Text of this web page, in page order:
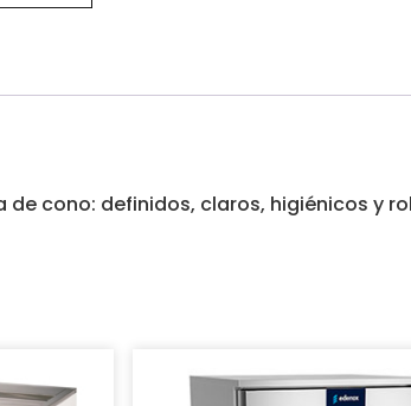
cono: definidos, claros, higiénicos y